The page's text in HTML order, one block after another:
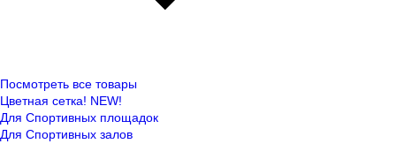
Посмотреть все товары
Цветная сетка! NEW!
Для Спортивных площадок
Для Спортивных залов